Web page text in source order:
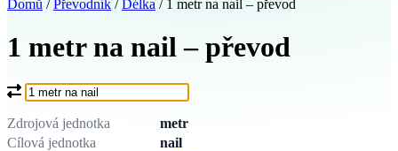
Domů / Převodník / Délka / 1 metr na nail – převod
1 metr na nail – převod
Co chcete převést?
Zdrojová jednotka
metr
Cílová jednotka
nail